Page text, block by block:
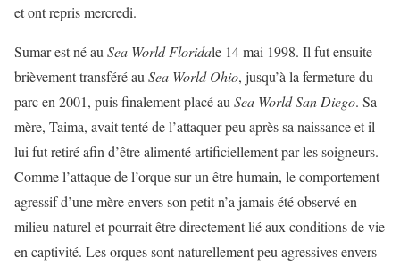
et ont repris mercredi.
Sumar est né au Sea World Floridale 14 mai 1998. Il fut ensuite
brièvement transféré au Sea World Ohio, jusqu’à la fermeture du
parc en 2001, puis finalement placé au Sea World San Diego. Sa
mère, Taima, avait tenté de l’attaquer peu après sa naissance et il
lui fut retiré afin d’être alimenté artificiellement par les soigneurs.
Comme l’attaque de l’orque sur un être humain, le comportement
agressif d’une mère envers son petit n’a jamais été observé en
milieu naturel et pourrait être directement lié aux conditions de vie
en captivité. Les orques sont naturellement peu agressives envers